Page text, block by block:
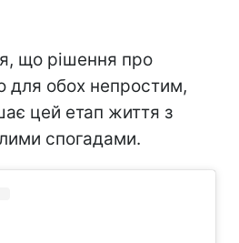
що рішення про
для обох непростим,
цей етап життя з
спогадами.